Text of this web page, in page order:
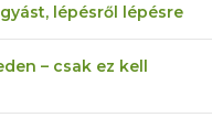
lépésről lépésre
– csak ez kell